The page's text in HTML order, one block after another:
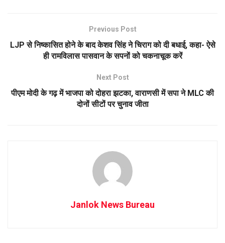
Previous Post
LJP से निष्कासित होने के बाद केशव सिंह ने चिराग को दी बधाई, कहा- ऐसे
ही रामविलास पासवान के सपनों को चकनाचूक करें
Next Post
पीएम मोदी के गढ़ में भाजपा को दोहरा झटका, वाराणसी में सपा ने MLC की
दोनों सीटों पर चुनाव जीता
Janlok News Bureau